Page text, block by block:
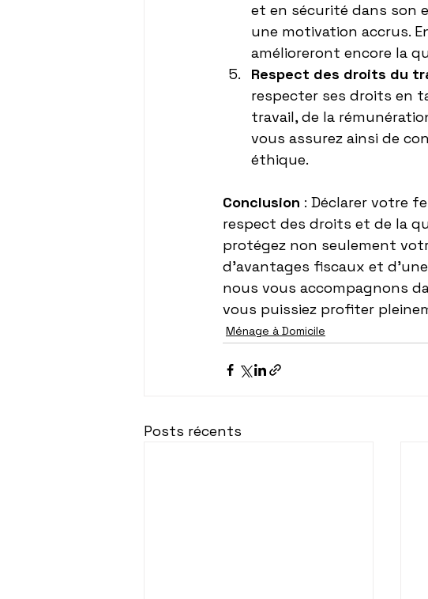
et en sécurité dans son
une motivation accrus.
amélioreront encore la
Respect des droits du
respecter ses droits en
travail, de la
vous assurez ainsi de
éthique.
Conclusion : Déclarer votre
respect des droits et de la
protégez non seulement
d'avantages fiscaux et d'une
nous vous accompagnons
vous puissiez profiter
Ménage à Domicile
Posts récents